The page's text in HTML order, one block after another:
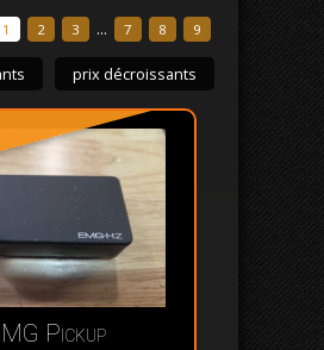
1 2 3 ... 7 8 9
prix décroissants
Pickup